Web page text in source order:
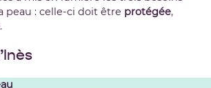
peau : celle-ci doit être protégée,
.